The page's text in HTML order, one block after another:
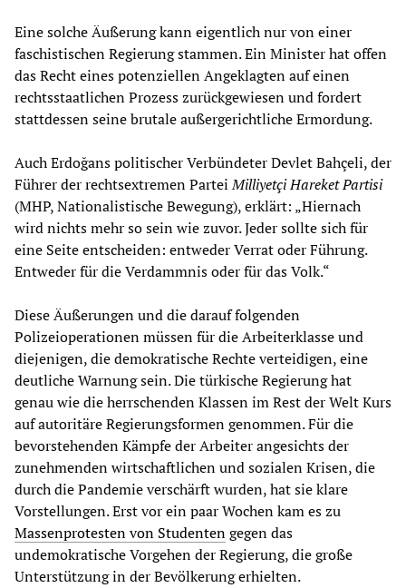
Eine solche Äußerung kann eigentlich nur von einer
faschistischen Regierung stammen. Ein Minister hat offen
das Recht eines potenziellen Angeklagten auf einen
rechtsstaatlichen Prozess zurückgewiesen und fordert
stattdessen seine brutale außergerichtliche Ermordung.
Auch Erdoğans politischer Verbündeter Devlet Bahçeli, der
Führer der rechtsextremen ParteiMilliyetçi Hareket Partisi
(MHP, Nationalistische Bewegung), erklärt: „Hiernach
wird nichts mehr so sein wie zuvor. Jeder sollte sich für
eine Seite entscheiden: entweder Verrat oder Führung.
Entweder für die Verdammnis oder für das Volk.“
Diese Äußerungen und die darauf folgenden
Polizeioperationen müssen für die Arbeiterklasse und
diejenigen, die demokratische Rechte verteidigen, eine
deutliche Warnung sein. Die türkische Regierung hat
genau wie die herrschenden Klassen im Rest der Welt Kurs
auf autoritäre Regierungsformen genommen. Für die
bevorstehenden Kämpfe der Arbeiter angesichts der
zunehmenden wirtschaftlichen und sozialen Krisen, die
durch die Pandemie verschärft wurden, hat sie klare
Vorstellungen. Erst vor ein paar Wochen kam es zu
Massenprotesten von Studentengegen das
undemokratische Vorgehen der Regierung, die große
Unterstützung in der Bevölkerung erhielten.